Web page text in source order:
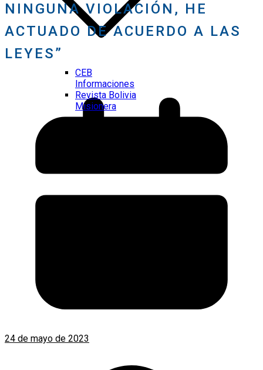
CEB
Informaciones
Revista Bolivia
Misionera
NINGUNA VIOLACIÓN, HE
ACTUADO DE ACUERDO A LAS
LEYES”
24 de mayo de 2023